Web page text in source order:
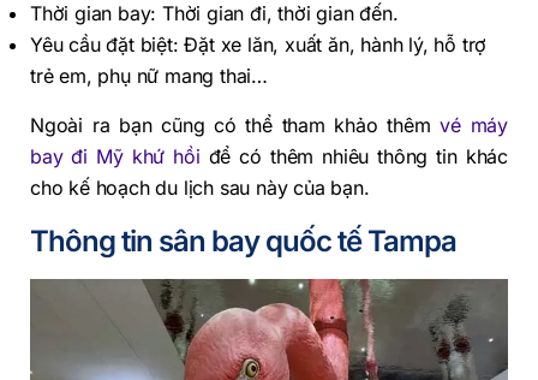
Thời gian bay: Thời gian đi, thời gian đến.
Yêu cầu đặt biệt: Đặt xe lăn, xuất ăn, hành lý, hỗ trợ
trẻ em, phụ nữ mang thai…
Ngoài ra bạn cũng có thể tham khảo thêmvé máy
bay đi Mỹ khứ hồi để có thêm nhiêu thông tin khác
cho kế hoạch du lịch sau này của bạn.
Thông tin sân bay quốc tế Tampa